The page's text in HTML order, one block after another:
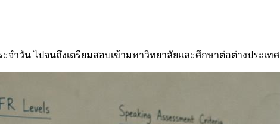
วัน ไปจนถึงเตรียมสอบเข้ามหาวิทยาลัยและศึกษาต่อต่างประเทศ